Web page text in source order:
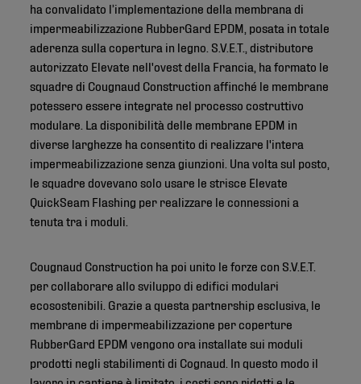
ha convalidato l’implementazione della membrana di
impermeabilizzazione RubberGard EPDM, posata in totale
aderenza sulla copertura in legno. S.V.E.T., distributore
autorizzato Elevate nell'ovest della Francia, ha formato le
squadre di Cougnaud Construction affinché le membrane
potessero essere integrate nel processo costruttivo
modulare. La disponibilità delle membrane EPDM in
diverse larghezze ha consentito di realizzare l'intera
impermeabilizzazione senza giunzioni. Una volta sul posto,
le squadre dovevano solo usare le strisce Elevate
QuickSeam Flashing per realizzare le connessioni a
tenuta tra i moduli.
Cougnaud Construction ha poi unito le forze con S.V.E.T.
per collaborare allo sviluppo di edifici modulari
ecosostenibili. Grazie a questa partnership esclusiva, le
membrane di impermeabilizzazione per coperture
RubberGard EPDM vengono ora installate sui moduli
prodotti negli stabilimenti di Cognaud. In questo modo il
lavoro in cantiere è limitato, i costi sono ridotti e le